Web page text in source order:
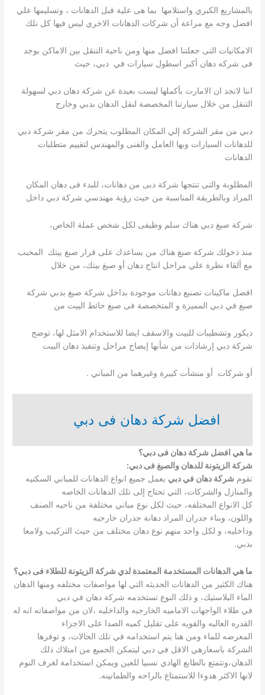
بالمشاريع الكبري واستلامها بما هى علية قبل الدهانات ، وتسليمها علي
افضل وجه مع مراعة أن شركات الدهانات الاخري ليس فيها كل تلك
الامكانيات التى جعلتنا افضل منها ومن ناحية التنقل بين الاماكن يوجد
فى شركه دهان أكبر اسطول سيارات في دبي، حيث
اننا لانجد ان الامارت بأكملها ليست بعيدة عن شركة دهان دبي لسهولة
التنقل من خلال سيارتنا المخصصة لنقل الدهان بدبي وخارج
دبي من مقر الشركة إلي المكان المطلوب يتحرك من مقر شركة دبي
للدهانات السيارات وبها العامل والفنى والمهندس لتقييم متطلبات
الدهانات
المطلوبة والتى تنتجها شركة دبى من دهانات، للبدء فى دهان المكان
المراد وبالطريقة المناسبة من حيث رؤية مهندسي شركة دبي داخل
شركة صبغ دبي هناك سلم وظيفى لكل شخص عملة الخاص،
منذ دخولك شركة صبغ هناك من يساعدك على قرار صبغ بيتك المحبب
مع ألقاء نظرة علي مراحل انتاج دهان أو صبغ بيتك، من خلال
افضل ماكينات تصنيع دهانات موجودة بداخل شركة صبغ بدبي شركة
صبغ في دبي المميزة و المتخصصة فى صبغ حائط البيت من
ديكور وتشطيبات للبيت والاسقف ايضا للاستخدام الامثل لها، توضح
شركة دبي إرشادات من شأنها إيضاح مراحل وتنفيذ دهان البيت
أو شركات أو منشأت كبيرة وغيرهما من المباني .
افضل شركة دهان فى دبي
ما هي افضل شركة دهان فى دبي؟
شركة الزيتونة للدهان والصبغ فى دبي:
تقوم شركة دهان في دبي بعمل جميع انواع الدهانات للمباني السكنيه
والمنازل والشركات، التي تحتاج إلى تلك الدهانات الخاصه
كل الانواع المختلفه، حيث لكل نوع مباني مختلفة من ناحيه الصنف
واللون، وبناء جدران المراد دهانة جدران خارجيه
وداخليه، و لكل واحد منهم نوع دهان مختلف من حيث التركيب ولامعا
بدبي.
ما هي الدهانات المستخدمة المعتمدة لدي شركة الزيتونة للطلاء فى دبي؟
هناك الكثير من الدهانات الحديثه التي لها مواصفات مختلفه ومنها الدهان
الماء البلاستيك، و ذلك النوع تستخدمه شركة دهان في دبي
في طلاء الواجهات الاماميه الخارجيه والداخليه ،لان من مواصفاته انه له
القدره العاليه والقويه على تقليل كميه الصدا على الاجزاء
المعرضه للماء ومن هنا يتم استخدامه في تلك الحالات، و توفرها
الشركة باسعارهي الاقل في دبي ليتمكن الجميع من امتلاك ذلك
الدهان،وتتمتع بالطابع الهادي نسبيا للعين ويمكن استخدامة لغرف النوم
لانها الاكثر هدوءا للاستمتاع بالراحه والطمانينه.